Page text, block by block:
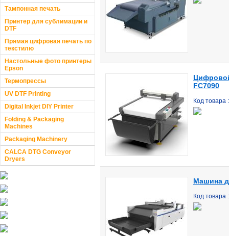
Тампонная печать
Принтер для сублимации и
DTF
Прямая цифровая печать по
текстилю
Настольные фото принтеры
Epson
Термопрессы
UV DTF Printing
Digital Inkjet DIY Printer
Folding & Packaging
Machines
Packaging Machinery
CALCA DTG Conveyor
Dryers
FC7090
Код товара
Машина
Код товара